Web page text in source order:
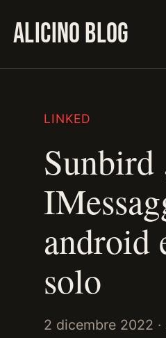
ALICINO BLOG
LINKED
Sunbird
android
solo
2 dicembre 2022